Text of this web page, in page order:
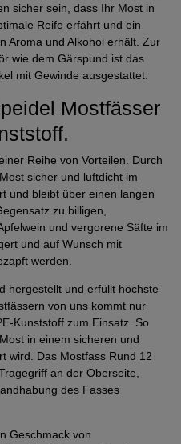
sicher sein, dass Ihr Most in
Reife erfährt und ein
Aroma und Alkohol erhält. Zur
wie dem Gärspund ist das
mit Gewinde ausgestattet.
Mostfässer
Reihe von Vorteilen. Durch
sicher und luftdicht im
und bleibt über einen langen
zu billigen,
und vergorene Säfte im
und auf Wunsch mit
werden.
hergestellt und erfüllt höchste
von uns kommt nur
Kunststoff zum Einsatz. So
in einem sicheren und
wird. Das Mostfass Rund 12
an der Oberseite,
des Fasses
Geschmack von